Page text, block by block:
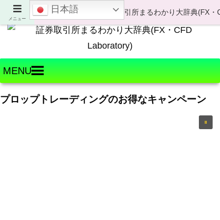
Welcome to FX・CFD Laboratory!
MENU
プロップトレーディングのお得なキャンペーン
メニュー
日本語